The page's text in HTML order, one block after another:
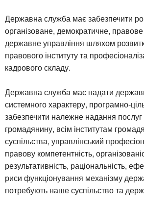
Державна служба має забезпечити
організоване, демократичне,
державне управління шляхом
правового інституту та
кадрового складу.
Державна служба має надати
системного характеру, програмно-
забезпечити належне надання
громадянину, всім інститутам
суспільства, управлінський
правову компетентність,
результативність, раціональність,
риси функціонування механізму
потребують наше суспільство та